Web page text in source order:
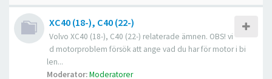
XC40 (18-), C40 (22-)
Volvo XC40 (18-), C40 (22-) relaterade ämnen. OBS! vi
d motorproblem försök att ange vad du har för motor i bi
len...
Moderator:Moderatorer